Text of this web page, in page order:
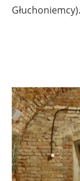
Głuchoniemcy).